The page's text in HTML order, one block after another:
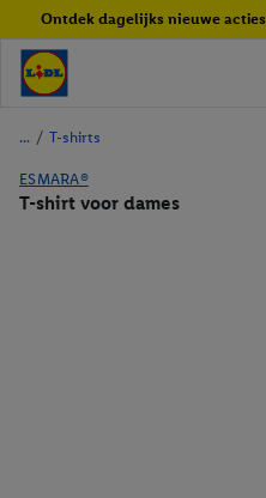
Ontdek dagelijks nieuwe
/ T-shirts
ESMARA®
T-shirt voor dames